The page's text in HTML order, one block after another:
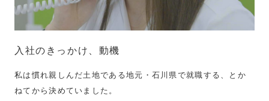
入社のきっかけ、動機
私は慣れ親しんだ土地である地元・石川県で就職する、とか
ねてから決めていました。